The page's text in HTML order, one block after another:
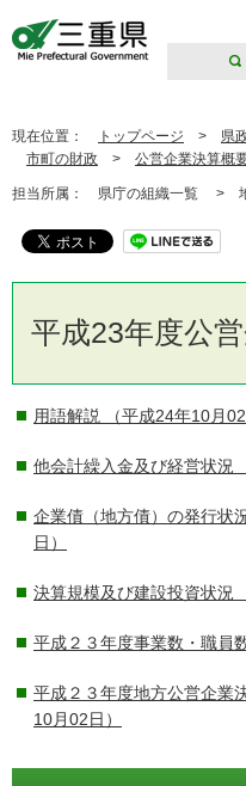
現在位置： トップページ > 県
市町の財政 > 公営企業決算概
担当所属： 県庁の組織一覧 >
平成23年度公
用語解説 （平成24年10月02
他会計繰入金及び経営状況
企業債（地方債）の発行状
日）
決算規模及び建設投資状況
平成２３年度事業数・職員
平成２３年度地方公営企業
10月02日）